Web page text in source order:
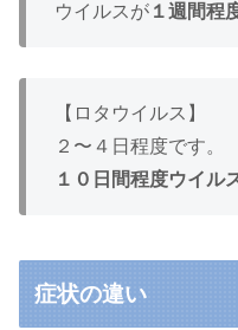
ウイルスが １週間程
【ロタウイルス】
２〜４日程度です。
１０日間程度ウイル
症状の違い